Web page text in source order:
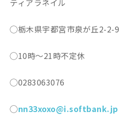
◯栃木県宇都宮市泉が丘2-2-9
◯10時〜21時不定休
◯0283063076
◯nn33xoxo@i.softbank.jp